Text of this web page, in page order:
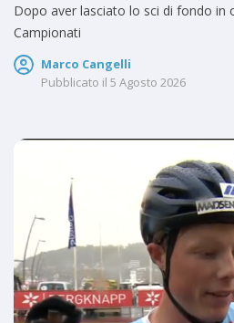
Dopo aver lasciato lo sci di fondo in
Campionati
Marco Cangelli
Pubblicato il 5 Agosto 2026